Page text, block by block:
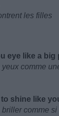
les filles
eye like a big
comme
shine like
comme